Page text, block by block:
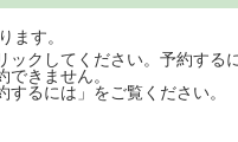
ます。
クしてください。予約する
きません。
るには」をご覧ください。